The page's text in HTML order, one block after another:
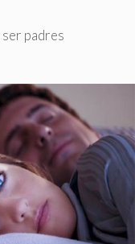
ser padres